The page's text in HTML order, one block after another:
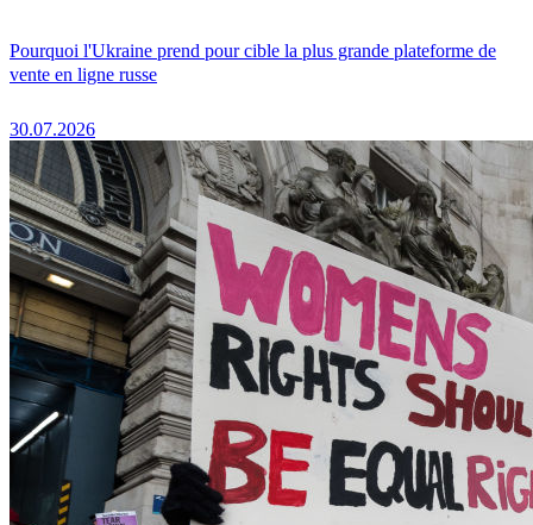
Pourquoi l'Ukraine prend pour cible la plus grande plateforme de
vente en ligne russe
30.07.2026